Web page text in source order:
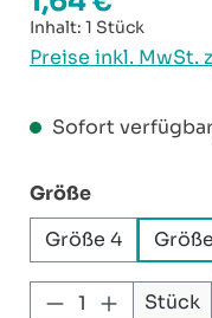
Inhalt: 1 Stück
Preise inkl. MwSt.
Sofort
Größeauswählen
Größe 4
ProduktStück